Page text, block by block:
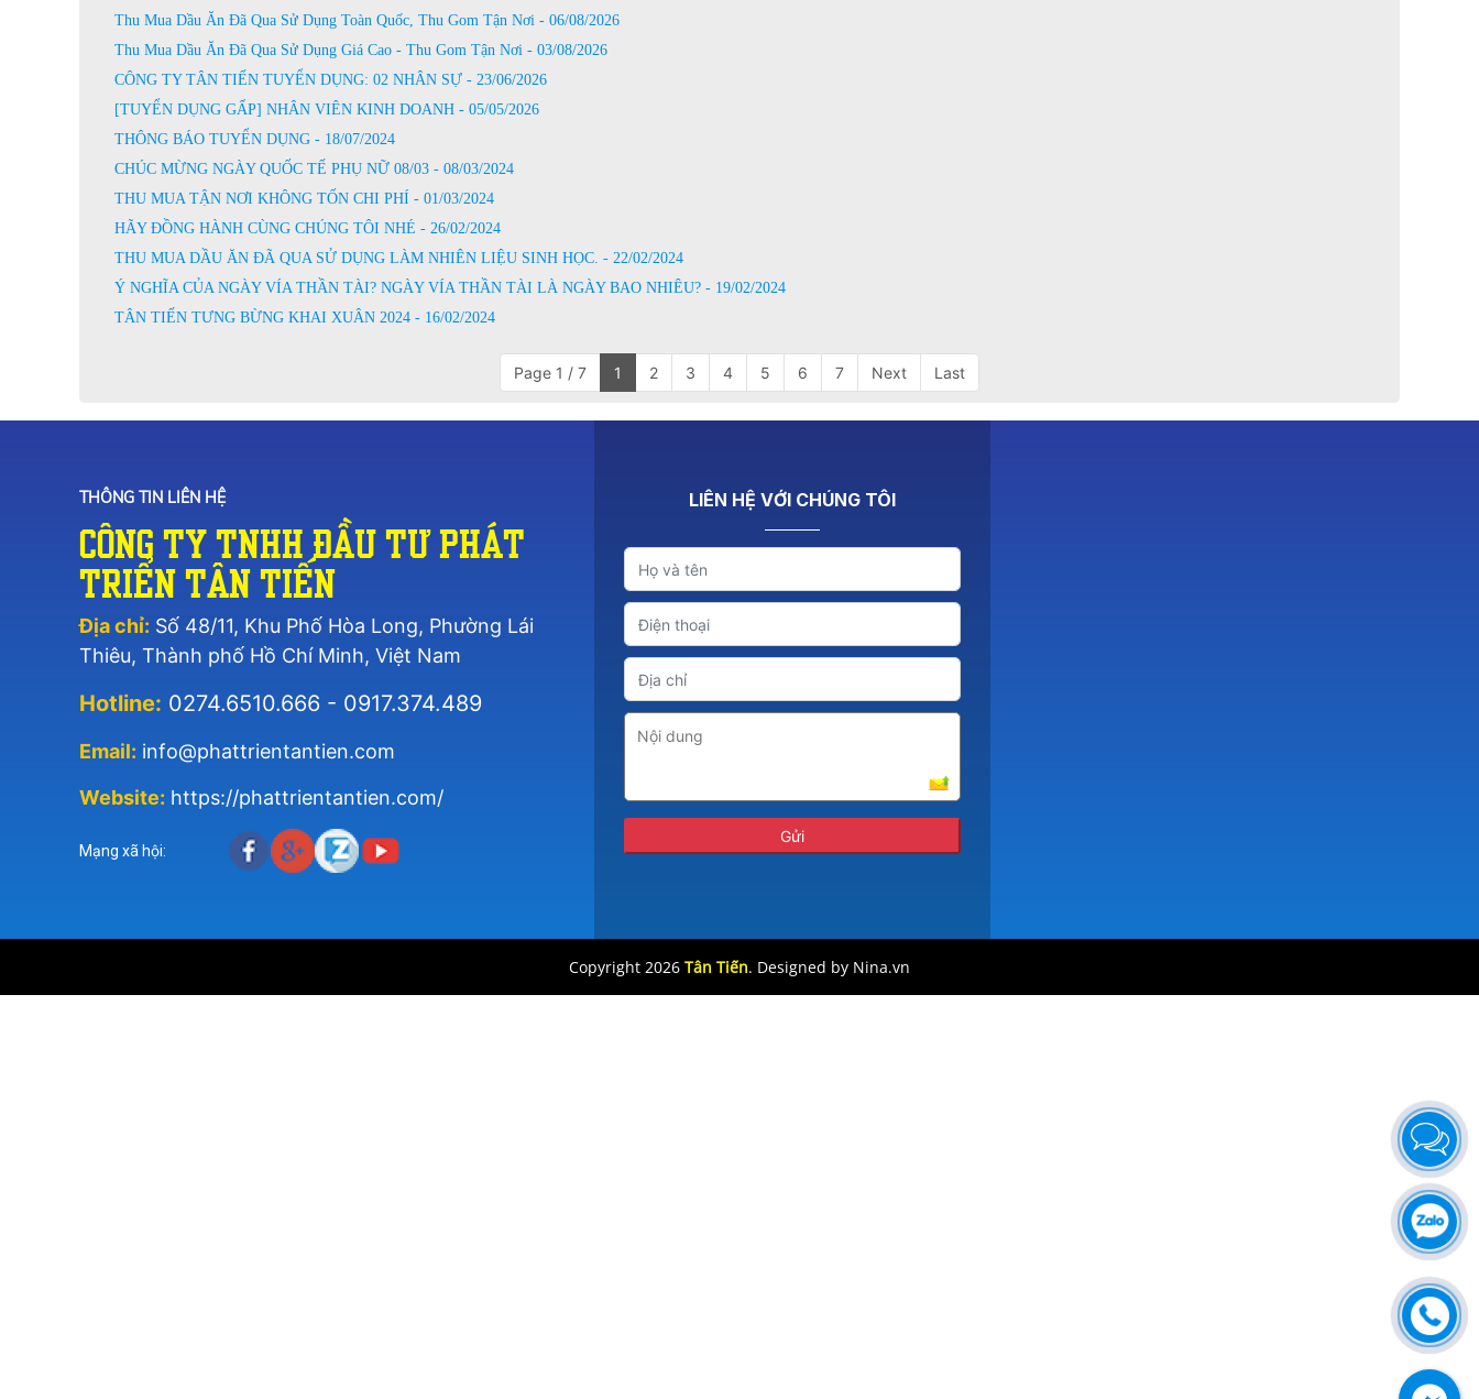
Thu Mua Dầu Ăn Đã Qua Sử Dụng Toàn Quốc, Thu Gom Tận Nơi - 06/08/2026
Thu Mua Dầu Ăn Đã Qua Sử Dụng Giá Cao - Thu Gom Tận Nơi - 03/08/2026
CÔNG TY TÂN TIẾN TUYỂN DỤNG: 02 NHÂN SỰ - 23/06/2026
[TUYỂN DỤNG GẤP] NHÂN VIÊN KINH DOANH - 05/05/2026
THÔNG BÁO TUYỂN DỤNG - 18/07/2024
CHÚC MỪNG NGÀY QUỐC TẾ PHỤ NỮ 08/03 - 08/03/2024
THU MUA TẬN NƠI KHÔNG TỐN CHI PHÍ - 01/03/2024
HÃY ĐỒNG HÀNH CÙNG CHÚNG TÔI NHÉ - 26/02/2024
THU MUA DẦU ĂN ĐÃ QUA SỬ DỤNG LÀM NHIÊN LIỆU SINH HỌC. - 22/02/2024
Ý NGHĨA CỦA NGÀY VÍA THẦN TÀI? NGÀY VÍA THẦN TÀI LÀ NGÀY BAO NHIÊU? - 19/02/2024
TÂN TIẾN TƯNG BỪNG KHAI XUÂN 2024 - 16/02/2024
Page 1 / 7 1 2 3 4 5 6 7 Next Last
THÔNG TIN LIÊN HỆ
Công Ty TNHH Đầu Tư Phát
Triển Tân Tiến
Địa chỉ: Số 48/11, Khu Phố Hòa Long, Phường Lái
Thiêu, Thành phố Hồ Chí Minh, Việt Nam
Hotline: 0274.6510.666 - 0917.374.489
Email: info@phattrientantien.com
Website: https://phattrientantien.com/
Mạng xã hội:
LIÊN HỆ VỚI CHÚNG TÔI
Copyright 2026 Tân Tiến. Designed by Nina.vn